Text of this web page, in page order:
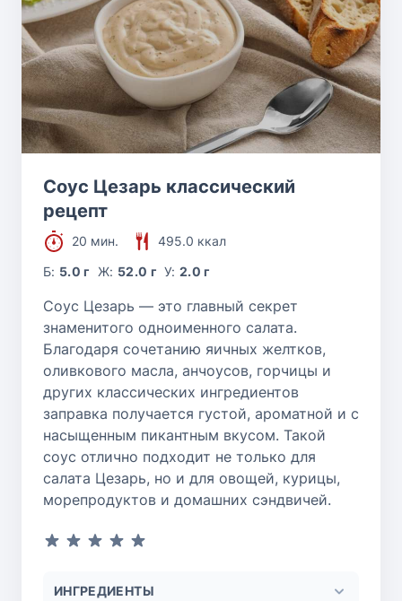
Соус Цезарь классический
рецепт
20 мин.
495.0 ккал
Б: 5.0 г Ж: 52.0 г У:2.0 г
Соус Цезарь — это главный секрет
знаменитого одноименного салата.
Благодаря сочетанию яичных желтков,
оливкового масла, анчоусов, горчицы и
других классических ингредиентов
заправка получается густой, ароматной и с
насыщенным пикантным вкусом. Такой
соус отлично подходит не только для
салата Цезарь, но и для овощей, курицы,
морепродуктов и домашних сэндвичей.
ИНГРЕДИЕНТЫ